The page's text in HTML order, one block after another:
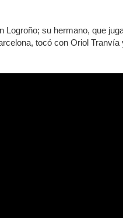
Logroño; su hermano, que
tocó con Oriol